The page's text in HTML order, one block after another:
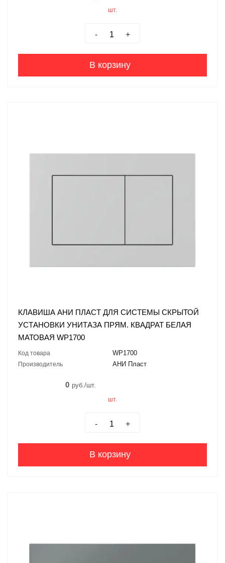
шт.
- +
В корзину
КЛАВИША АНИ ПЛАСТ ДЛЯ СИСТЕМЫ СКРЫТОЙ
УСТАНОВКИ УНИТАЗА ПРЯМ. КВАДРАТ БЕЛАЯ
МАТОВАЯ WP1700
Код товара WP1700
Производитель АНИ Пласт
0 руб./шт.
шт.
- +
В корзину